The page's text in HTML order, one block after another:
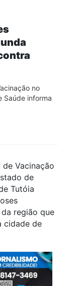
no
Saúde informa
Vacinação
de
Tutóia
região que
cidade de